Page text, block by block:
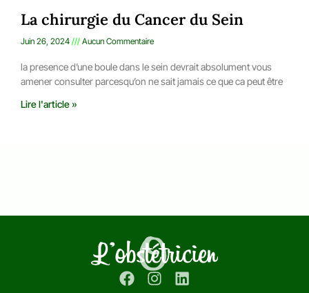
La chirurgie du Cancer du Sein
Juin 26, 2024 Aucun Commentaire
la presence d’une boule dans le sein devrait absolument vous
amener consulter parcesqu’on ne sait jamais ce que ca peut être
Lire l'article »